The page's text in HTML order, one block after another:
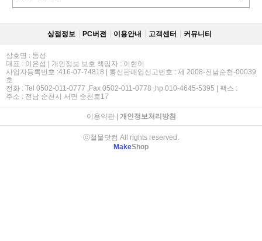
상점정보 PC버젼 이용안내 고객센터 커뮤니티
상호명 : 동성
대표 : 이은섭 | 개인정보 보호 책임자 : 이현이
사업자등록번호 :416-07-74818 | 통신판매업신고번호 : 제 2008-전남순천-00039
호
전화 : Tel 0502-011-0777 ,Fax 0502-011-0778 ,hp 010-4645-5395 | 팩스 :
주소 : 전남 순천시 서면 순천로17
이용약관| 개인정보처리방침
ⓒ철물닷컴 All rights reserved.
MakeShop